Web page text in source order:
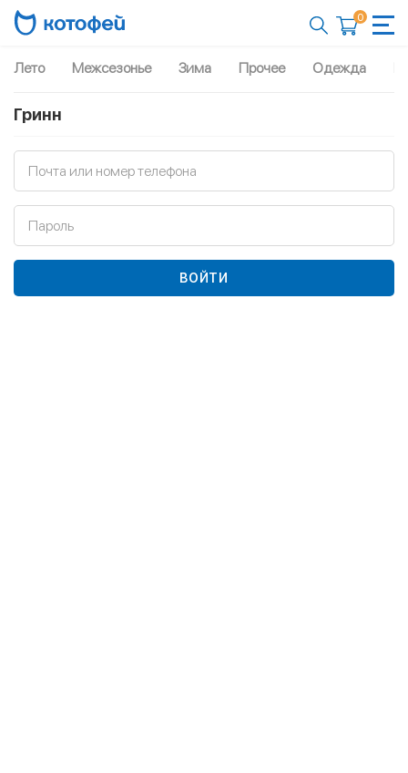
0
Лето Межсезонье Зима Прочее Одежда
Гринн
Почта или номер телефона
Пароль
ВОЙТИ